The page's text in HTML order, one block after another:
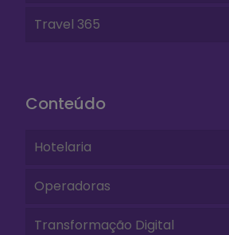
Travel 365
Conteúdo
Hotelaria
Operadoras
Transformação Digital